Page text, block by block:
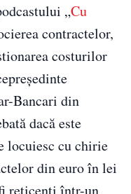
„Cu
contractelor,
costurilor
Bancari din
dacă este
locuiesc cu chirie
din euro în lei
reticenți într-un